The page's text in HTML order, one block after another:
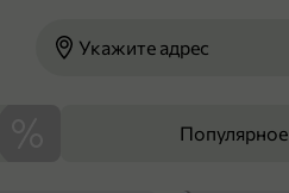
Укажите адрес
Популярное